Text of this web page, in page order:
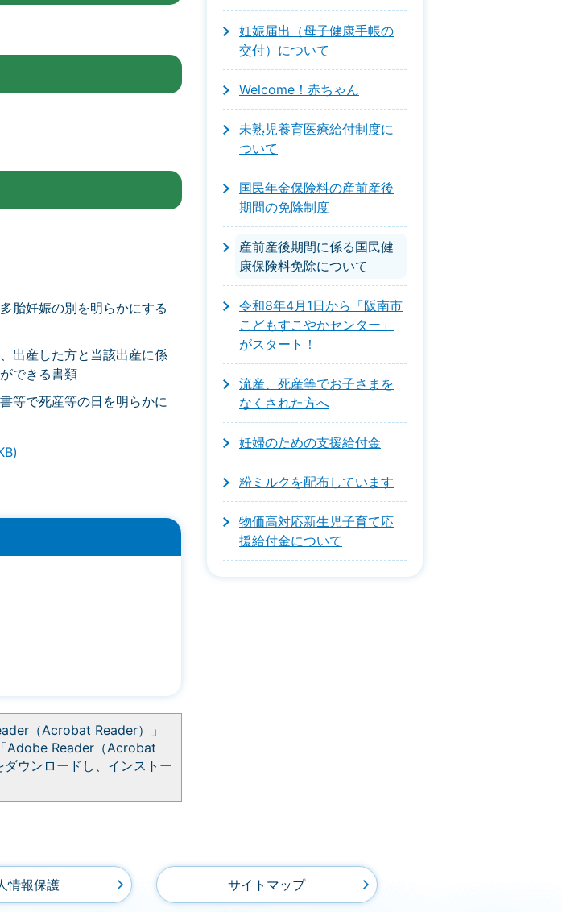
胎妊娠の別を明らかにする
出産した方と当該出産に係
できる書類
等で死産等の日を明らかに
（Acrobat Reader）」
Adobe Reader（Acrobat
ウンロードし、インストー
妊娠届出（母子健康手帳の
交付）について
Welcome！赤ちゃん
未熟児養育医療給付制度に
ついて
国民年金保険料の産前産後
期間の免除制度
産前産後期間に係る国民健
康保険料免除について
令和8年4月1日から「阪南市
こどもすこやかセンター」
がスタート！
流産、死産等でお子さまを
なくされた方へ
妊婦のための支援給付金
粉ミルクを配布しています
物価高対応新生児子育て応
援給付金について
情報保護 サイトマップ